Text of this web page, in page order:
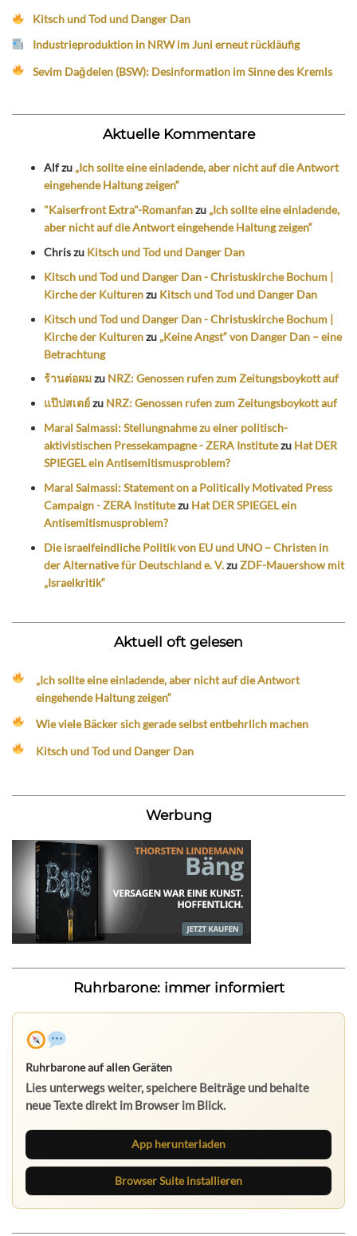
Kitsch und Tod und Danger Dan
Industrieproduktion in NRW im Juni erneut rückläufig
Sevim Dağdelen (BSW): Desinformation im Sinne des Kremls
Aktuelle Kommentare
Alfzu „Ich sollte eine einladende, aber nicht auf die Antwort
eingehende Haltung zeigen“
"Kaiserfront Extra"-Romanfanzu „Ich sollte eine einladende,
aber nicht auf die Antwort eingehende Haltung zeigen“
Chriszu Kitsch und Tod und Danger Dan
Kitsch und Tod und Danger Dan - Christuskirche Bochum |
Kirche der Kulturenzu Kitsch und Tod und Danger Dan
Kitsch und Tod und Danger Dan - Christuskirche Bochum |
Kirche der Kulturenzu „Keine Angst“ von Danger Dan – eine
Betrachtung
ร้านต่อผมzu NRZ: Genossen rufen zum Zeitungsboykott auf
แป๊ปสเตย์zu NRZ: Genossen rufen zum Zeitungsboykott auf
Maral Salmassi: Stellungnahme zu einer politisch-
aktivistischen Pressekampagne - ZERA Institutezu Hat DER
SPIEGEL ein Antisemitismusproblem?
Maral Salmassi: Statement on a Politically Motivated Press
Campaign - ZERA Institutezu Hat DER SPIEGEL ein
Antisemitismusproblem?
Die israelfeindliche Politik von EU und UNO – Christen in
der Alternative für Deutschland e. V.zuZDF-Mauershow mit
„Israelkritik“
Aktuell oft gelesen
„Ich sollte eine einladende, aber nicht auf die Antwort
eingehende Haltung zeigen“
Wie viele Bäcker sich gerade selbst entbehrlich machen
Kitsch und Tod und Danger Dan
Werbung
Ruhrbarone: immer informiert
Ruhrbarone auf allen Geräten
Lies unterwegs weiter, speichere Beiträge und behalte
neue Texte direkt im Browser im Blick.
App herunterladen
Browser Suite installieren